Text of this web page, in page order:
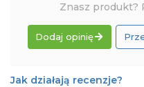
Znasz produkt?
Dodaj opinię
Jak działają recenzje?